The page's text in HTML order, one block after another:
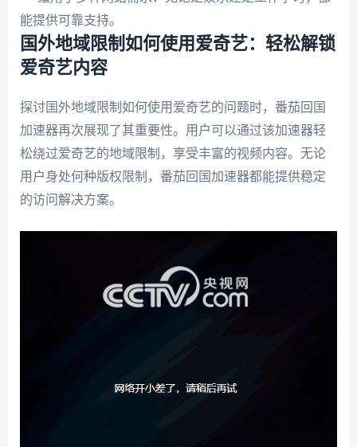
能提供可靠支持。
国外地域限制如何使用爱奇艺：轻松解锁
爱奇艺内容
探讨国外地域限制如何使用爱奇艺的问题时，番茄回国
加速器再次展现了其重要性。用户可以通过该加速器轻
松绕过爱奇艺的地域限制，享受丰富的视频内容。无论
用户身处何种版权限制，番茄回国加速器都能提供稳定
的访问解决方案。